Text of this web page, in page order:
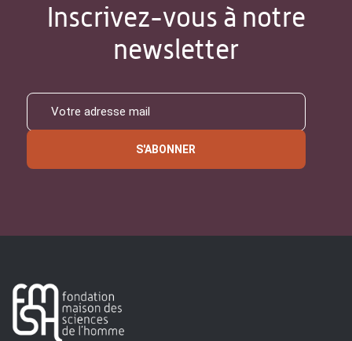
Inscrivez-vous à notre
newsletter
S'ABONNER